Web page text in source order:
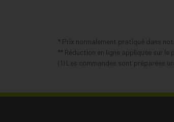
* Prix normalement pratiqué dans
** Réduction en ligne appliquée sur
(1) Les commandes sont préparées